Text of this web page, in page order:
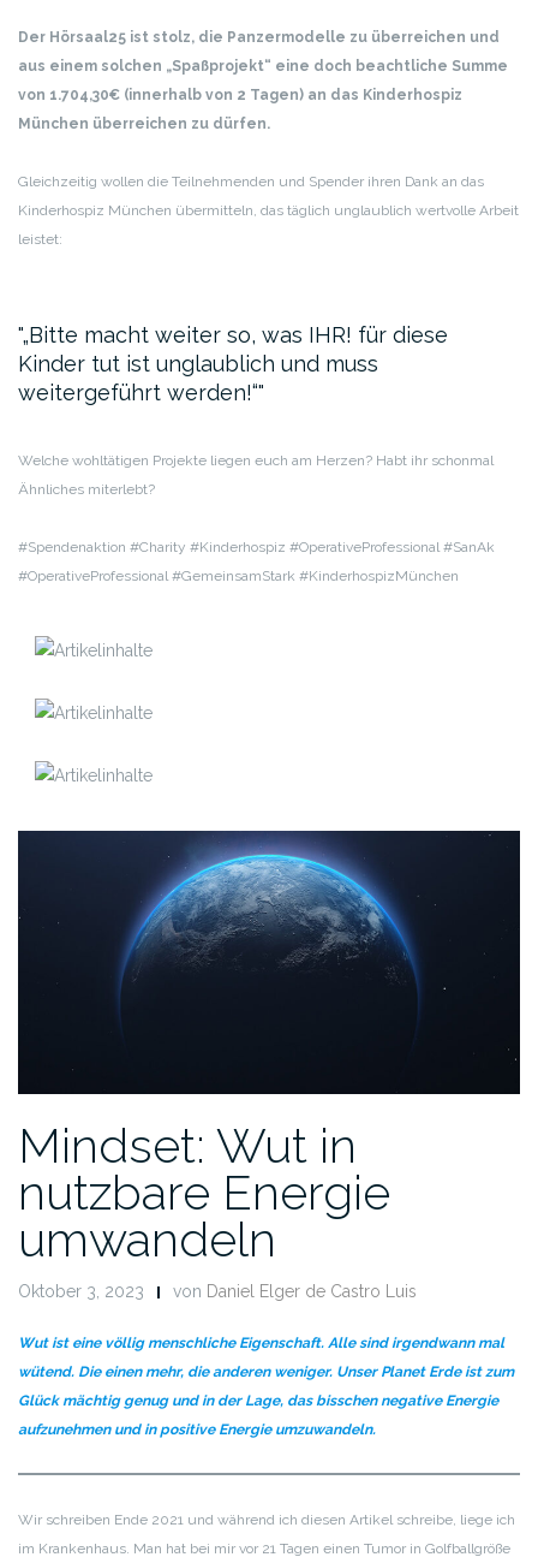
Der Hörsaal25 ist stolz, die Panzermodelle zu überreichen und
aus einem solchen „Spaßprojekt“ eine doch beachtliche Summe
von 1.704,30€ (innerhalb von 2 Tagen) an das Kinderhospiz
München überreichen zu dürfen.
Gleichzeitig wollen die Teilnehmenden und Spender ihren Dank an das
Kinderhospiz München übermitteln, das täglich unglaublich wertvolle Arbeit
leistet:
„Bitte macht weiter so, was IHR! für diese
Kinder tut ist unglaublich und muss
weitergeführt werden!“
Welche wohltätigen Projekte liegen euch am Herzen? Habt ihr schonmal
Ähnliches miterlebt?
#Spendenaktion #Charity #Kinderhospiz #OperativeProfessional #SanAk
#OperativeProfessional #GemeinsamStark #KinderhospizMünchen
Mindset: Wut in
nutzbare Energie
umwandeln
Oktober 3, 2023 von Daniel Elger de Castro Luis
Wut ist eine völlig menschliche Eigenschaft. Alle sind irgendwann mal
wütend. Die einen mehr, die anderen weniger. Unser Planet Erde ist zum
Glück mächtig genug und in der Lage, das bisschen negative Energie
aufzunehmen und in positive Energie umzuwandeln.
Wir schreiben Ende 2021 und während ich diesen Artikel schreibe, liege ich
im Krankenhaus. Man hat bei mir vor 21 Tagen einen Tumor in Golfballgröße